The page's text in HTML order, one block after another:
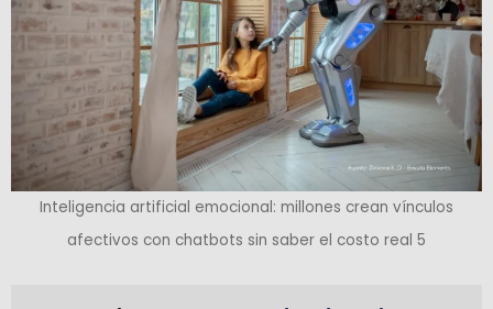
Inteligencia artificial emocional: millones crean vínculos
afectivos con chatbots sin saber el costo real 5